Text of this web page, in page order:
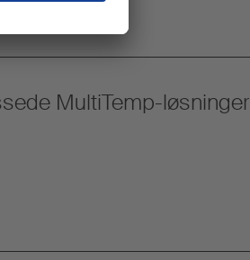
MultiTemp-løsninger